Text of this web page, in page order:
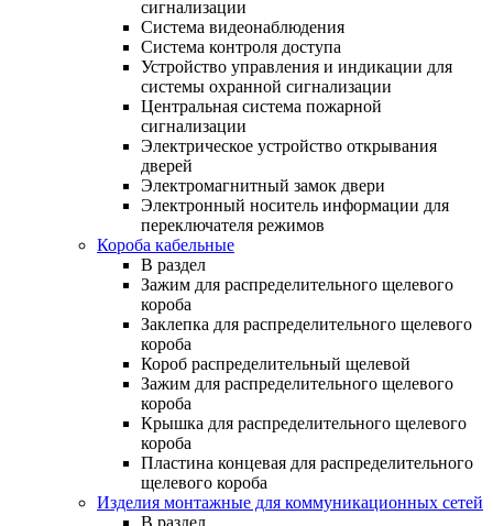
сигнализации
Система видеонаблюдения
Система контроля доступа
Устройство управления и индикации для
системы охранной сигнализации
Центральная система пожарной
сигнализации
Электрическое устройство открывания
дверей
Электромагнитный замок двери
Электронный носитель информации для
переключателя режимов
Короба кабельные
В раздел
Зажим для распределительного щелевого
короба
Заклепка для распределительного щелевого
короба
Короб распределительный щелевой
Зажим для распределительного щелевого
короба
Крышка для распределительного щелевого
короба
Пластина концевая для распределительного
щелевого короба
Изделия монтажные для коммуникационных сетей
В раздел